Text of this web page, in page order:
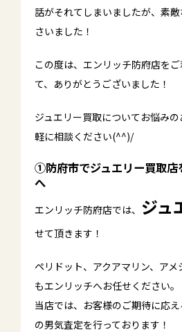
話がそれてしまいましたが、素
さいました！
この度は、エンリッチ防府店を
て、ありがとうございました！
ジュエリー買取についてお悩み
軽に相談ください(^^)/
①防府市でジュエリー買取店
へ
エンリッチ防府店では、 ジュ
せて頂きます！
ペリドット、アクアマリン、ア
もエンリッチへお任せください。
当店では、お客様のご期待に応
の男気査定を行っております！